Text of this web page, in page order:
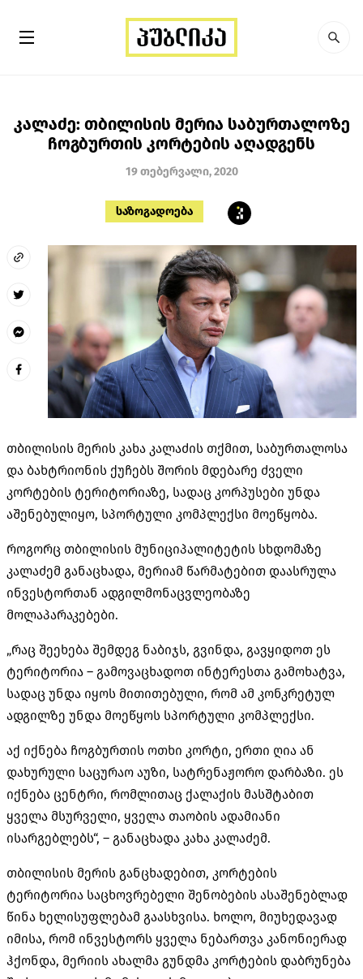
კალაძე: თბილისის მერია საბურთალოზე
ჩოგბურთის კორტების აღადგენს
19 თებერვალი, 2020
საზოგადოება
თბილისის მერის კახა კალაძის თქმით, საბურთალოსა
და ბახტრიონის ქუჩებს შორის მდებარე ძველი
კორტების ტერიტორიაზე, სადაც კორპუსები უნდა
აშენებულიყო, სპორტული კომპლექსი მოეწყობა.
როგორც თბილისის მუნიციპალიტეტის სხდომაზე
კალაძემ განაცხადა, მერიამ წარმატებით დაასრულა
ინვესტორთან ადგილმონაცვლეობაზე
მოლაპარაკებები.
„რაც შეეხება შემდეგ ნაბიჯს, გვინდა, გავყიდოთ ეს
ტერიტორია – გამოვაცხადოთ ინტერესთა გამოხატვა,
სადაც უნდა იყოს მითითებული, რომ ამ კონკრეტულ
ადგილზე უნდა მოეწყოს სპორტული კომპლექსი.
აქ იქნება ჩოგბურთის ოთხი კორტი, ერთი ღია ან
დახურული საცურაო აუზი, სატრენაჟორო დარბაზი. ეს
იქნება ცენტრი, რომლითაც ქალაქის მასშტაბით
ყველა მსურველი, ყველა თაობის ადამიანი
ისარგებლებს“, – განაცხადა კახა კალაძემ.
თბილისის მერის განცხადებით, კორტების
ტერიტორია საცხოვრებელი შენობების ასაშენებლად
წინა ხელისუფლებამ გაასხვისა. ხოლო, მიუხედავად
იმისა, რომ ინვესტორს ყველა ნებართვა კანონიერად
ჰქონდა, მერიის ახალმა გუნდმა კორტების დაბრუნება